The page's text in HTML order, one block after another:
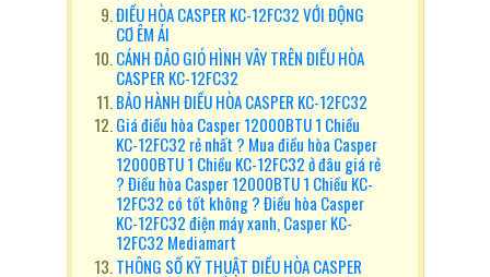
ĐIỀU HÒA CASPER KC-12FC32 VỚI ĐỘNG
CƠ ÊM ÁI
CÁNH ĐẢO GIÓ HÌNH VÂY TRÊN ĐIỀU HÒA
CASPER KC-12FC32
BẢO HÀNH ĐIỀU HÒA CASPER KC-12FC32
Giá điều hòa Casper 12000BTU 1 Chiều
KC-12FC32 rẻ nhất ? Mua điều hòa Casper
12000BTU 1 Chiều KC-12FC32 ở đâu giá rẻ
? Điều hòa Casper 12000BTU 1 Chiều KC-
12FC32 có tốt không ? Điều hòa Casper
KC-12FC32 điện máy xanh, Casper KC-
12FC32 Mediamart
THÔNG SỐ KỸ THUẬT ĐIỀU HÒA CASPER